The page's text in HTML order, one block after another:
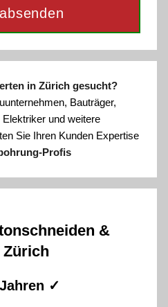
in Zürich gesucht?
Bauträger,
und weitere
Sie Ihren Kunden Expertise
Profis
&
Zürich
✓